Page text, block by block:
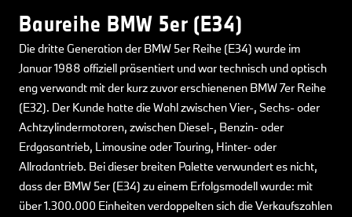
Baureihe BMW 5er (E34)
Die dritte Generation der BMW 5er Reihe (E34) wurde im
Januar 1988 offiziell präsentiert und war technisch und optisch
eng verwandt mit der kurz zuvor erschienenen BMW 7er Reihe
(E32). Der Kunde hatte die Wahl zwischen Vier-, Sechs- oder
Achtzylindermotoren, zwischen Diesel-, Benzin- oder
Erdgasantrieb, Limousine oder Touring, Hinter- oder
Allradantrieb. Bei dieser breiten Palette verwundert es nicht,
dass der BMW 5er (E34) zu einem Erfolgsmodell wurde: mit
über 1.300.000 Einheiten verdoppelten sich die Verkaufszahlen